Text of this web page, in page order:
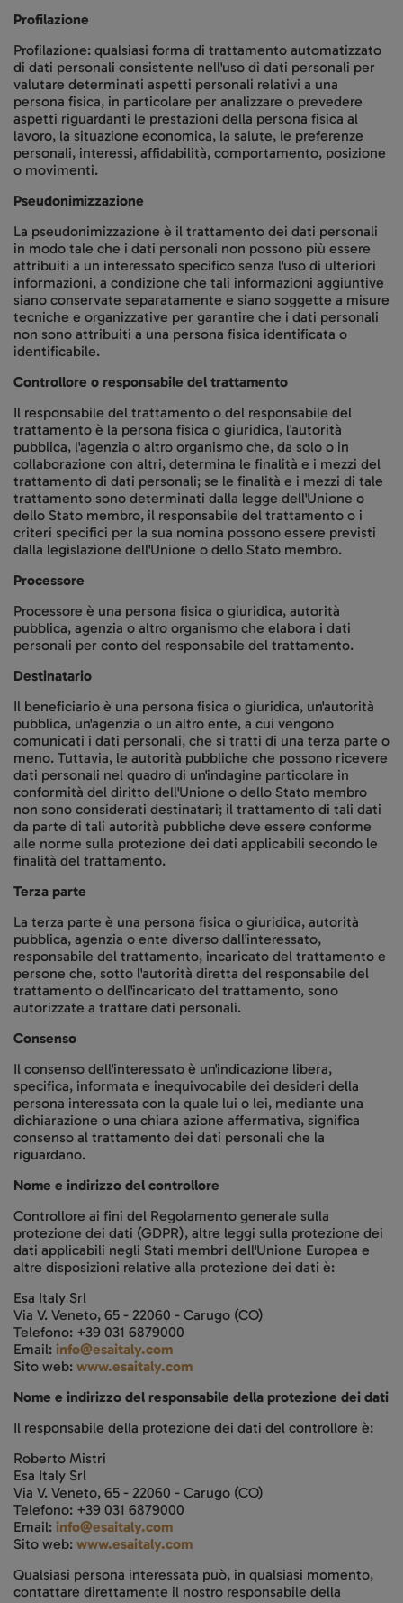
Profilazione
Profilazione: qualsiasi forma di trattamento automatizzato
di dati personali consistente nell'uso di dati personali per
valutare determinati aspetti personali relativi a una
persona fisica, in particolare per analizzare o prevedere
aspetti riguardanti le prestazioni della persona fisica al
lavoro, la situazione economica, la salute, le preferenze
personali, interessi, affidabilità, comportamento, posizione
o movimenti.
Pseudonimizzazione
La pseudonimizzazione è il trattamento dei dati personali
in modo tale che i dati personali non possono più essere
attribuiti a un interessato specifico senza l'uso di ulteriori
informazioni, a condizione che tali informazioni aggiuntive
siano conservate separatamente e siano soggette a misure
tecniche e organizzative per garantire che i dati personali
non sono attribuiti a una persona fisica identificata o
identificabile.
Controllore o responsabile del trattamento
Il responsabile del trattamento o del responsabile del
trattamento è la persona fisica o giuridica, l'autorità
pubblica, l'agenzia o altro organismo che, da solo o in
collaborazione con altri, determina le finalità e i mezzi del
trattamento di dati personali; se le finalità e i mezzi di tale
trattamento sono determinati dalla legge dell'Unione o
dello Stato membro, il responsabile del trattamento o i
criteri specifici per la sua nomina possono essere previsti
dalla legislazione dell'Unione o dello Stato membro.
Processore
Processore è una persona fisica o giuridica, autorità
pubblica, agenzia o altro organismo che elabora i dati
personali per conto del responsabile del trattamento.
Destinatario
Il beneficiario è una persona fisica o giuridica, un'autorità
pubblica, un'agenzia o un altro ente, a cui vengono
comunicati i dati personali, che si tratti di una terza parte o
meno. Tuttavia, le autorità pubbliche che possono ricevere
dati personali nel quadro di un'indagine particolare in
conformità del diritto dell'Unione o dello Stato membro
non sono considerati destinatari; il trattamento di tali dati
da parte di tali autorità pubbliche deve essere conforme
alle norme sulla protezione dei dati applicabili secondo le
finalità del trattamento.
Terza parte
La terza parte è una persona fisica o giuridica, autorità
pubblica, agenzia o ente diverso dall'interessato,
responsabile del trattamento, incaricato del trattamento e
persone che, sotto l'autorità diretta del responsabile del
trattamento o dell'incaricato del trattamento, sono
autorizzate a trattare dati personali.
Consenso
Il consenso dell'interessato è un'indicazione libera,
specifica, informata e inequivocabile dei desideri della
persona interessata con la quale lui o lei, mediante una
dichiarazione o una chiara azione affermativa, significa
consenso al trattamento dei dati personali che la
riguardano.
Nome e indirizzo del controllore
Controllore ai fini del Regolamento generale sulla
protezione dei dati (GDPR), altre leggi sulla protezione dei
dati applicabili negli Stati membri dell'Unione Europea e
altre disposizioni relative alla protezione dei dati è:
Esa Italy Srl
Via V. Veneto, 65 - 22060 - Carugo (CO)
Telefono: +39 031 6879000
Email: info@esaitaly.com
Sito web: www.esaitaly.com
Nome e indirizzo del responsabile della protezione dei dati
Il responsabile della protezione dei dati del controllore è:
Roberto Mistri
Esa Italy Srl
Via V. Veneto, 65 - 22060 - Carugo (CO)
Telefono: +39 031 6879000
Email: info@esaitaly.com
Sito web: www.esaitaly.com
Qualsiasi persona interessata può, in qualsiasi momento,
contattare direttamente il nostro responsabile della